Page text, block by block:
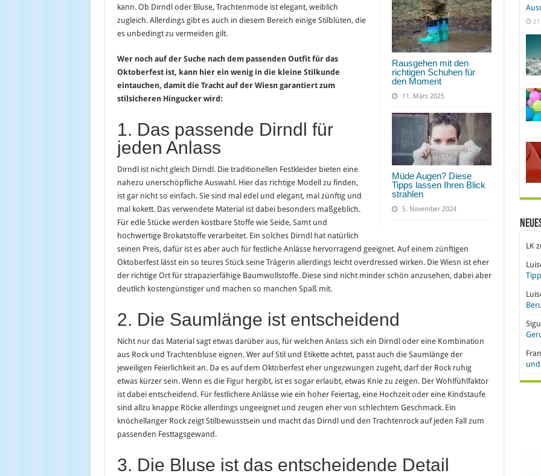
Rausgehen mit den
richtigen Schuhen für
den Moment
11. März 2025
Müde Augen? Diese
Tipps lassen Ihren Blick
strahlen
5. November 2024
kann. Ob Dirndl oder Bluse, Trachtenmode ist elegant, weiblich
zugleich. Allerdings gibt es auch in diesem Bereich einige Stilblüten, die
es unbedingt zu vermeiden gilt.
Wer noch auf der Suche nach dem passenden Outfit für das
Oktoberfest ist, kann hier ein wenig in die kleine Stilkunde
eintauchen, damit die Tracht auf der Wiesn garantiert zum
stilsicheren Hingucker wird:
1. Das passende Dirndl für
jeden Anlass
Dirndl ist nicht gleich Dirndl. Die traditionellen Festkleider bieten eine
nahezu unerschöpfliche Auswahl. Hier das richtige Modell zu finden,
ist gar nicht so einfach. Sie sind mal edel und elegant, mal zünftig und
mal kokett. Das verwendete Material ist dabei besonders maßgeblich.
Für edle Stücke werden kostbare Stoffe wie Seide, Samt und
hochwertige Brokatstoffe verarbeitet. Ein solches Dirndl hat natürlich
seinen Preis, dafür ist es aber auch für festliche Anlässe hervorragend geeignet. Auf einem zünftigen
Oktoberfest lässt ein so teures Stück seine Trägerin allerdings leicht overdressed wirken. Die Wiesn ist eher
der richtige Ort für strapazierfähige Baumwollstoffe. Diese sind nicht minder schön anzusehen, dabei aber
deutlich kostengünstiger und machen so manchen Spaß mit.
2. Die Saumlänge ist entscheidend
Nicht nur das Material sagt etwas darüber aus, für welchen Anlass sich ein Dirndl oder eine Kombination
aus Rock und Trachtenbluse eignen. Wer auf Stil und Etikette achtet, passt auch die Saumlänge der
jeweiligen Feierlichkeit an. Da es auf dem Oktoberfest eher ungezwungen zugeht, darf der Rock ruhig
etwas kürzer sein. Wenn es die Figur hergibt, ist es sogar erlaubt, etwas Knie zu zeigen. Der Wohlfühlfaktor
ist dabei entscheidend. Für festlichere Anlässe wie ein hoher Feiertag, eine Hochzeit oder eine Kindstaufe
sind allzu knappe Röcke allerdings ungeeignet und zeugen eher von schlechtem Geschmack. Ein
knöchellanger Rock zeigt Stilbewusstsein und macht das Dirndl und den Trachtenrock auf jeden Fall zum
passenden Festtagsgewand.
3. Die Bluse ist das entscheidende Detail
LK